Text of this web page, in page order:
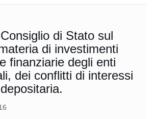
di Stato sul
di investimenti
finanziarie degli enti
dei conflitti di interessi